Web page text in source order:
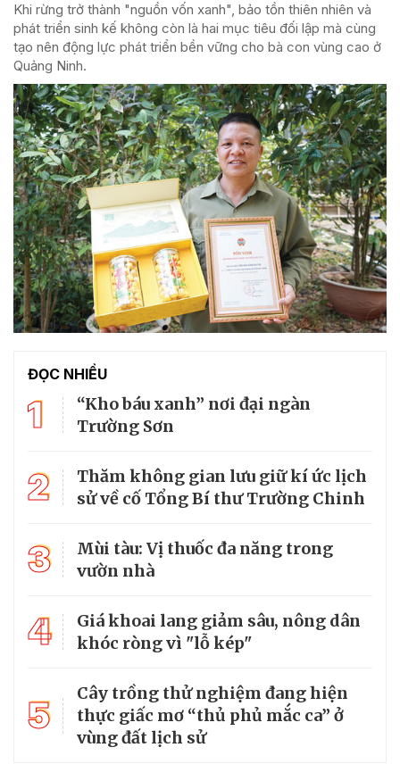
Khi rừng trở thành "nguồn vốn xanh", bảo tồn thiên nhiên và
phát triển sinh kế không còn là hai mục tiêu đối lập mà cùng
tạo nên động lực phát triển bền vững cho bà con vùng cao ở
Quảng Ninh.
ĐỌC NHIỀU
1
“Kho báu xanh” nơi đại ngàn
Trường Sơn
2
Thăm không gian lưu giữ kí ức lịch
sử về cố Tổng Bí thư Trường Chinh
3
Mùi tàu: Vị thuốc đa năng trong
vườn nhà
4
Giá khoai lang giảm sâu, nông dân
khóc ròng vì "lỗ kép"
5
Cây trồng thử nghiệm đang hiện
thực giấc mơ “thủ phủ mắc ca” ở
vùng đất lịch sử